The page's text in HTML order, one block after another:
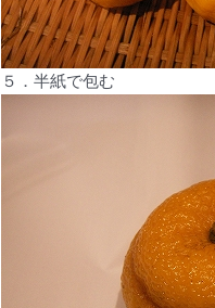
５．半紙で包む